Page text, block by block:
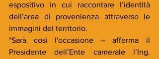
espositivo in cui raccontare l’identità
dell’area di provenienza attraverso le
immagini del territorio.
"Sarà così l'occasione – afferma il
Presidente dell’Ente camerale l’Ing.